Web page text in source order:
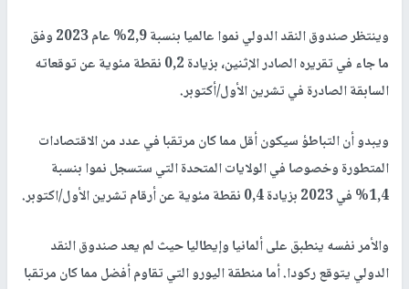
وينتظر صندوق النقد الدولي نموا عالميا بنسبة 2,9% عام 2023 وفق
ما جاء في تقريره الصادر الإثنين، بزيادة 0,2 نقطة مئوية عن توقعاته
السابقة الصادرة في تشرين الأول/أكتوبر.
ويبدو أن التباطؤ سيكون أقل مما كان مرتقبا في عدد من الاقتصادات
المتطورة وخصوصا في الولايات المتحدة التي ستسجل نموا بنسبة
1,4% في 2023 بزيادة 0,4 نقطة مئوية عن أرقام تشرين الأول/اكتوبر.
والأمر نفسه ينطبق على ألمانيا وإيطاليا حيث لم يعد صندوق النقد
الدولي يتوقع ركودا. أما منطقة اليورو التي تقاوم أفضل مما كان مرتقبا